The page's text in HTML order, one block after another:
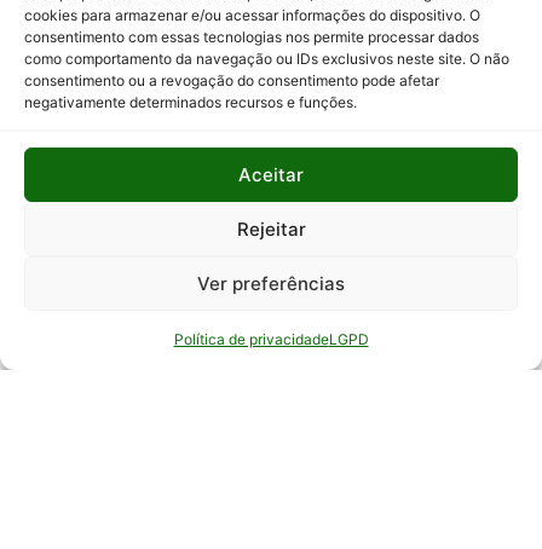
cookies para armazenar e/ou acessar informações do dispositivo. O
consentimento com essas tecnologias nos permite processar dados
como comportamento da navegação ou IDs exclusivos neste site. O não
consentimento ou a revogação do consentimento pode afetar
negativamente determinados recursos e funções.
Aceitar
Rejeitar
Ver preferências
Política de privacidadeLGPD
Relatório
Anual de
Atividades
Auditoria
Interna
Relatório
Serviço de
ao Cidadão